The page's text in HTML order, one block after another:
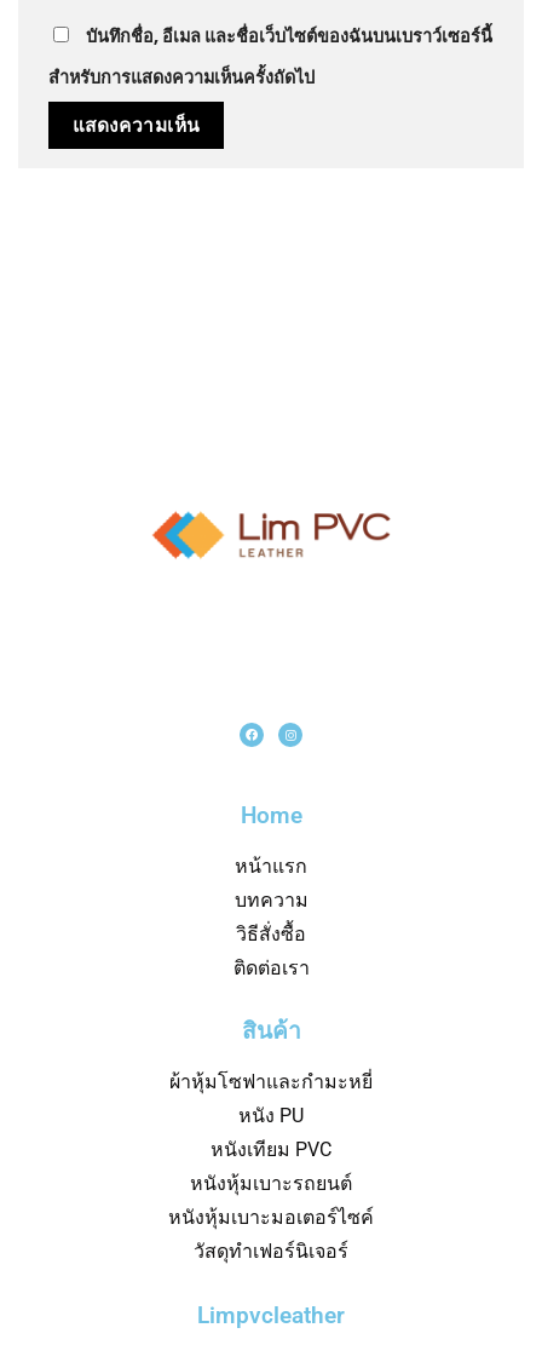
บันทึกชื่อ, อีเมล และชื่อเว็บไซต์ของฉันบนเบราว์เซอร์นี้
สำหรับการแสดงความเห็นครั้งถัดไป
Home
หน้าแรก
บทความ
วิธีสั่งซื้อ
ติดต่อเรา
สินค้า
ผ้าหุ้มโซฟาและกำมะหยี่
หนัง PU
หนังเทียม PVC
หนังหุ้มเบาะรถยนต์
หนังหุ้มเบาะมอเตอร์ไซค์
วัสดุทำเฟอร์นิเจอร์
Limpvcleather